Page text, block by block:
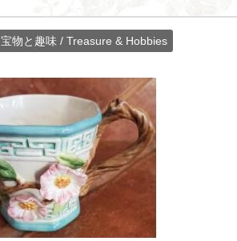
宝物と趣味 / Treasure & Hobbies